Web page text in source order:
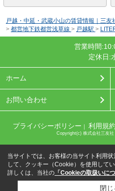
戸越・中延・武蔵小山の賃貸情報｜三友
> 都営地下鉄都営浅草線 > 戸越駅 >
営業時間
定休日:
ホーム
お問い合わせ
プライバシーポリシー 利用規約
Copyright(c) 株式会社三友
当サイトでは、お客様の当サイト利用
して、クッキー（Cookie）を使用してい
詳しくは、当社の 「Cookieの取扱いに
閉じ